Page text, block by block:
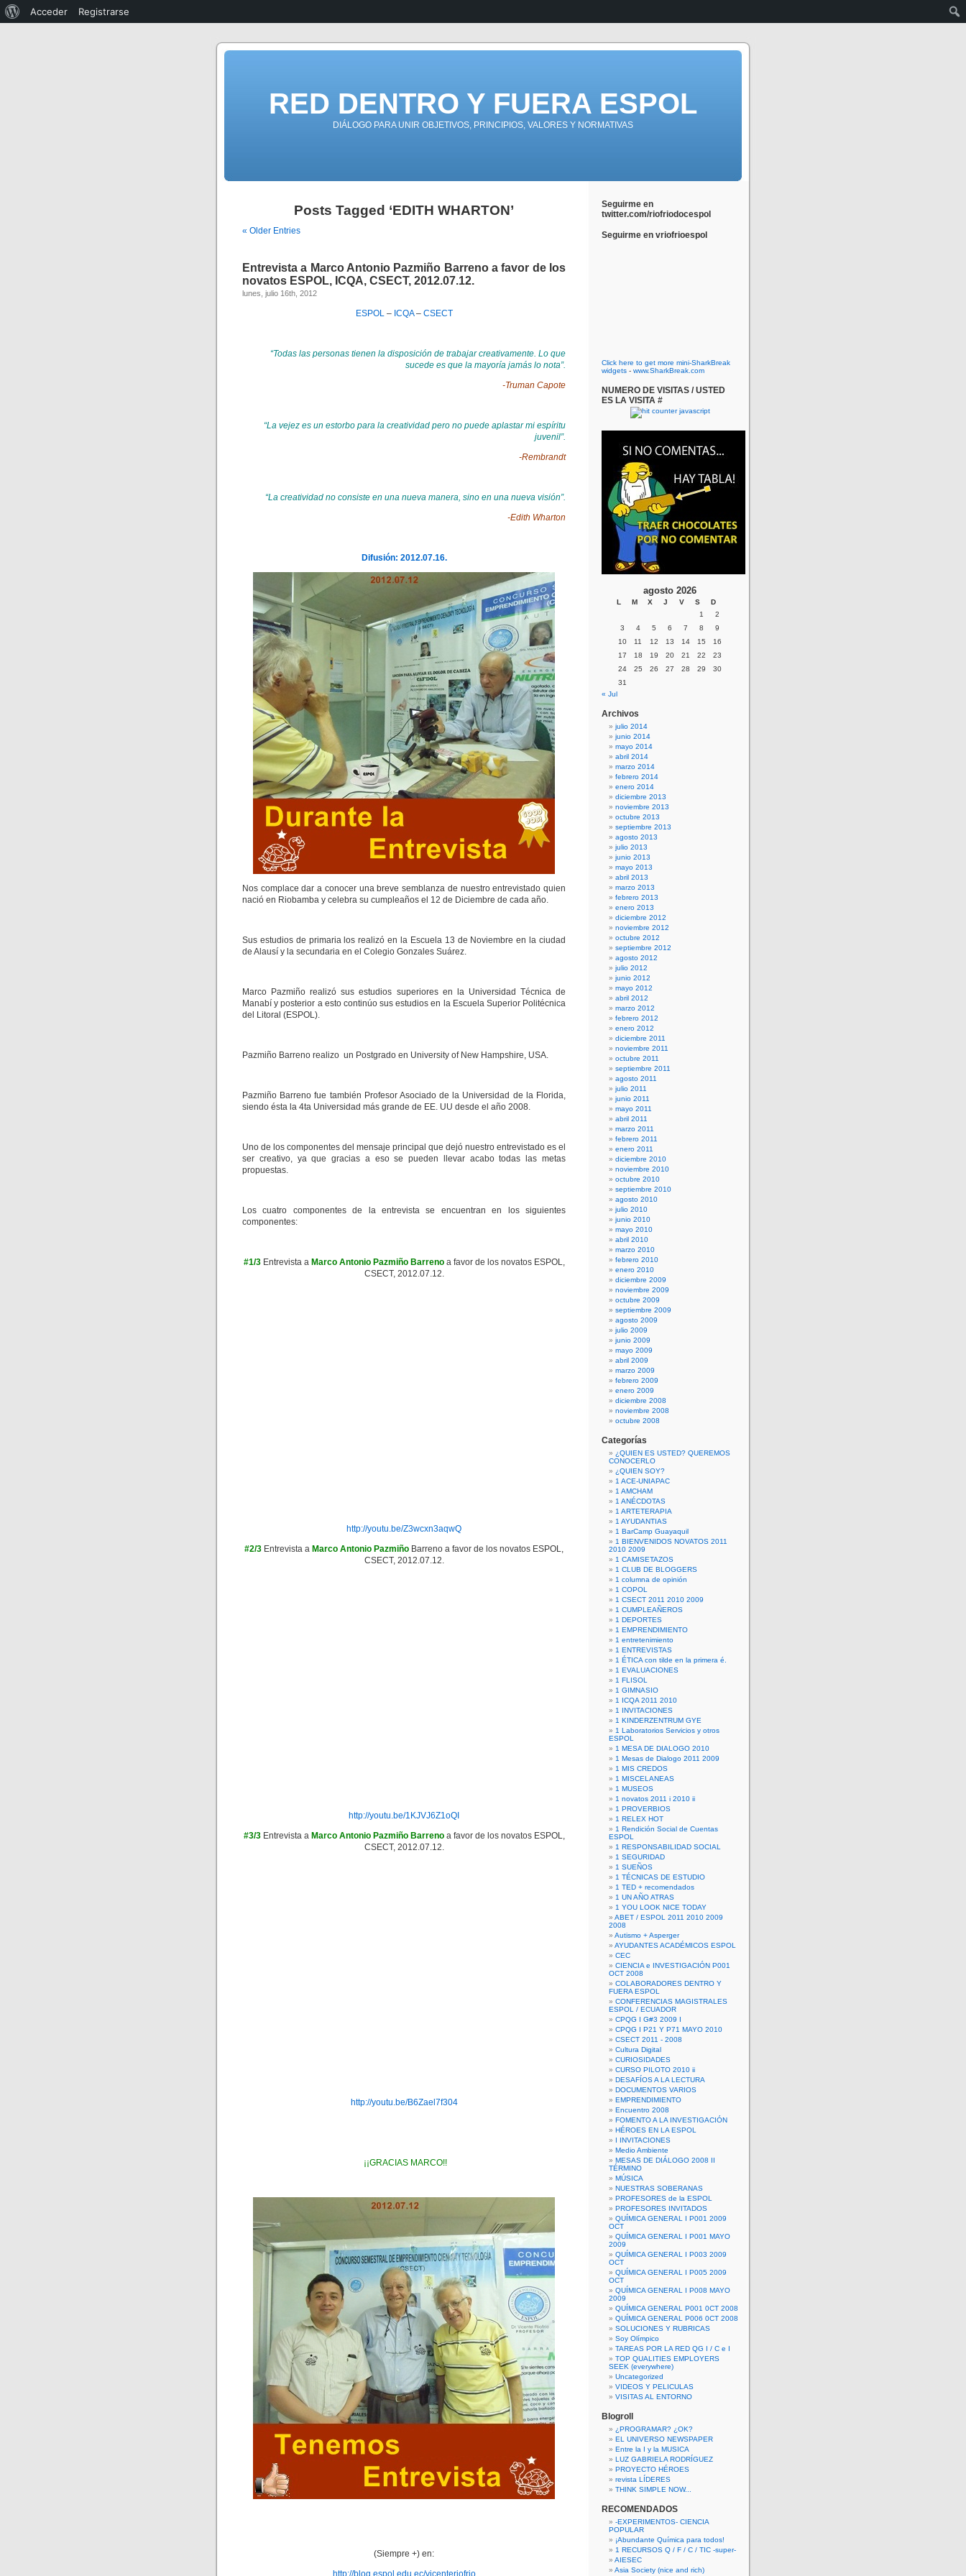
RED DENTRO Y FUERA ESPOL
DIÁLOGO PARA UNIR OBJETIVOS, PRINCIPIOS, VALORES Y NORMATIVAS
Posts Tagged ‘EDITH WHARTON’
« Older Entries
Entrevista a Marco Antonio Pazmiño Barreno a favor de los
novatos ESPOL, ICQA, CSECT, 2012.07.12.
lunes, julio 16th, 2012
ESPOL– ICQA– CSECT
“Todas las personas tienen la disposición de trabajar creativamente. Lo que
sucede es que la mayoría jamás lo nota”.
-Truman Capote
“La vejez es un estorbo para la creatividad pero no puede aplastar mi espíritu
juvenil”.
-Rembrandt
“La creatividad no consiste en una nueva manera, sino en una nueva visión”.
-Edith Wharton
Difusión: 2012.07.16.
Nos complace dar a conocer una breve semblanza de nuestro entrevistado quien
nació en Riobamba y celebra su cumpleaños el 12 de Diciembre de cada año.
Sus estudios de primaria los realizó en la Escuela 13 de Noviembre en la ciudad
de Alausí y la secundaria en el Colegio Gonzales Suárez.
Marco Pazmiño realizó sus estudios superiores en la Universidad Técnica de
Manabí y posterior a esto continúo sus estudios en la Escuela Superior Politécnica
del Litoral (ESPOL).
Pazmiño Barreno realizo un Postgrado en University of New Hampshire, USA.
Pazmiño Barreno fue también Profesor Asociado de la Universidad de la Florida,
siendo ésta la 4ta Universidad más grande de EE. UU desde el año 2008.
Uno de los componentes del mensaje principal que dejó nuestro entrevistado es el
ser creativo, ya que gracias a eso se pueden llevar acabo todas las metas
propuestas.
Los cuatro componentes de la entrevista se encuentran en los siguientes
componentes:
#1/3Entrevista a Marco Antonio Pazmiño Barrenoa favor de los novatos ESPOL,
CSECT, 2012.07.12.
http://youtu.be/Z3wcxn3aqwQ
#2/3 Entrevista a Marco Antonio Pazmiño Barreno a favor de los novatos ESPOL,
CSECT, 2012.07.12.
http://youtu.be/1KJVJ6Z1oQI
#3/3Entrevista a Marco Antonio Pazmiño Barrenoa favor de los novatos ESPOL,
CSECT, 2012.07.12.
http://youtu.be/B6Zael7f304
¡¡GRACIAS MARCO!!
(Siempre +) en:
http://blog.espol.edu.ec/vicenteriofrio
Seguirme en
twitter.com/riofriodocespol
Seguirme en vriofrioespol
Click here to get more mini-SharkBreak
widgets - www.SharkBreak.com
NUMERO DE VISITAS / USTED
ES LA VISITA #
agosto 2026
L M X J V S
D
1
2
3
4 5 6 7 8
9
10
11 12 13 14 15
16
17
18 19 20 21 22
23
24
25 26 27 28 29
30
31
« Jul
Archivos
julio 2014
junio 2014
mayo 2014
abril 2014
marzo 2014
febrero 2014
enero 2014
diciembre 2013
noviembre 2013
octubre 2013
septiembre 2013
agosto 2013
julio 2013
junio 2013
mayo 2013
abril 2013
marzo 2013
febrero 2013
enero 2013
diciembre 2012
noviembre 2012
octubre 2012
septiembre 2012
agosto 2012
julio 2012
junio 2012
mayo 2012
abril 2012
marzo 2012
febrero 2012
enero 2012
diciembre 2011
noviembre 2011
octubre 2011
septiembre 2011
agosto 2011
julio 2011
junio 2011
mayo 2011
abril 2011
marzo 2011
febrero 2011
enero 2011
diciembre 2010
noviembre 2010
octubre 2010
septiembre 2010
agosto 2010
julio 2010
junio 2010
mayo 2010
abril 2010
marzo 2010
febrero 2010
enero 2010
diciembre 2009
noviembre 2009
octubre 2009
septiembre 2009
agosto 2009
julio 2009
junio 2009
mayo 2009
abril 2009
marzo 2009
febrero 2009
enero 2009
diciembre 2008
noviembre 2008
octubre 2008
Categorías
¿QUIEN ES USTED? QUEREMOS
CONOCERLO
¿QUIEN SOY?
1 ACE-UNIAPAC
1 AMCHAM
1 ANÉCDOTAS
1 ARTETERAPIA
1 AYUDANTIAS
1 BarCamp Guayaquil
1 BIENVENIDOS NOVATOS 2011
2010 2009
1 CAMISETAZOS
1 CLUB DE BLOGGERS
1 columna de opinión
1 COPOL
1 CSECT 2011 2010 2009
1 CUMPLEAÑEROS
1 DEPORTES
1 EMPRENDIMIENTO
1 entretenimiento
1 ENTREVISTAS
1 ÉTICA con tilde en la primera é.
1 EVALUACIONES
1 FLISOL
1 GIMNASIO
1 ICQA 2011 2010
1 INVITACIONES
1 KINDERZENTRUM GYE
1 Laboratorios Servicios y otros
ESPOL
1 MESA DE DIALOGO 2010
1 Mesas de Dialogo 2011 2009
1 MIS CREDOS
1 MISCELANEAS
1 MUSEOS
1 novatos 2011 i 2010 ii
1 PROVERBIOS
1 RELEX HOT
1 Rendición Social de Cuentas
ESPOL
1 RESPONSABILIDAD SOCIAL
1 SEGURIDAD
1 SUEÑOS
1 TÉCNICAS DE ESTUDIO
1 TED + recomendados
1 UN AÑO ATRAS
1 YOU LOOK NICE TODAY
ABET / ESPOL 2011 2010 2009
2008
Autismo + Asperger
AYUDANTES ACADÉMICOS ESPOL
CEC
CIENCIA e INVESTIGACIÓN P001
OCT 2008
COLABORADORES DENTRO Y
FUERA ESPOL
CONFERENCIAS MAGISTRALES
ESPOL / ECUADOR
CPQG I G#3 2009 I
CPQG I P21 Y P71 MAYO 2010
CSECT 2011 - 2008
Cultura Digital
CURIOSIDADES
CURSO PILOTO 2010 ii
DESAFÍOS A LA LECTURA
DOCUMENTOS VARIOS
EMPRENDIMIENTO
Encuentro 2008
FOMENTO A LA INVESTIGACIÓN
HÉROES EN LA ESPOL
I INVITACIONES
Medio Ambiente
MESAS DE DIÁLOGO 2008 II
TÉRMINO
MÚSICA
NUESTRAS SOBERANAS
PROFESORES de la ESPOL
PROFESORES INVITADOS
QUÍMICA GENERAL I P001 2009
OCT
QUÍMICA GENERAL I P001 MAYO
2009
QUÍMICA GENERAL I P003 2009
OCT
QUÍMICA GENERAL I P005 2009
OCT
QUÍMICA GENERAL I P008 MAYO
2009
QUÍMICA GENERAL P001 0CT 2008
QUÍMICA GENERAL P006 0CT 2008
SOLUCIONES Y RUBRICAS
Soy Olímpico
TAREAS POR LA RED QG I / C e I
TOP QUALITIES EMPLOYERS
SEEK (everywhere)
Uncategorized
VIDEOS Y PELICULAS
VISITAS AL ENTORNO
Blogroll
¿PROGRAMAR? ¿OK?
EL UNIVERSO NEWSPAPER
Entre la I y la MUSICA
LUZ GABRIELA RODRÍGUEZ
PROYECTO HÉROES
revista LÍDERES
THINK SIMPLE NOW...
RECOMENDADOS
-EXPERIMENTOS- CIENCIA
POPULAR
¡Abundante Química para todos!
1 RECURSOS Q / F / C / TIC -super-
AIESEC
Asia Society (nice and rich)
Acceder Registrarse